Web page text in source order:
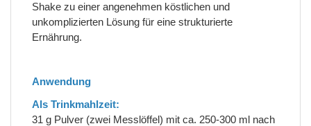
Shake zu einer angenehmen köstlichen und
unkomplizierten Lösung für eine strukturierte
Ernährung.
Anwendung
Als Trinkmahlzeit:
31 g Pulver (zwei Messlöffel) mit ca. 250-300 ml nach